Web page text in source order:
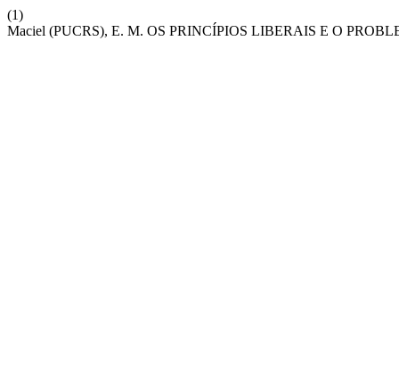
(1)
Maciel (PUCRS), E. M. OS PRINCÍPIOS LIBERAIS E O